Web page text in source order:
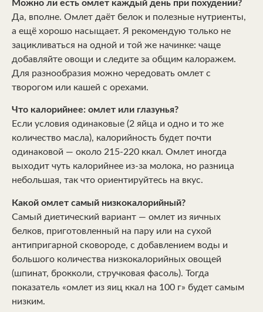
Можно ли есть омлет каждый день при похудении?
Да, вполне. Омлет даёт белок и полезные нутриенты,
а ещё хорошо насыщает. Я рекомендую только не
зацикливаться на одной и той же начинке: чаще
добавляйте овощи и следите за общим калоражем.
Для разнообразия можно чередовать омлет с
творогом или кашей с орехами.
Что калорийнее: омлет или глазунья?
Если условия одинаковые (2 яйца и одно и то же
количество масла), калорийность будет почти
одинаковой — около 215-220 ккал. Омлет иногда
выходит чуть калорийнее из-за молока, но разница
небольшая, так что ориентируйтесь на вкус.
Какой омлет самый низкокалорийный?
Самый диетический вариант — омлет из яичных
белков, приготовленный на пару или на сухой
антипригарной сковороде, с добавлением воды и
большого количества низкокалорийных овощей
(шпинат, брокколи, стручковая фасоль). Тогда
показатель «омлет из яиц ккал на 100 г» будет самым
низким.